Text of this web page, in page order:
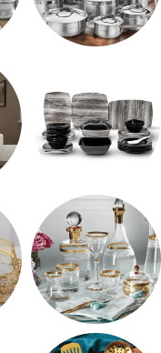
طقم ميلامين
شربات وكاسات